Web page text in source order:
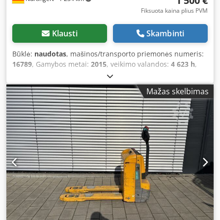
Fiksuota kaina plius PVM
Klausti Skambinti
Būklė: naudotas, mašinos/transporto priemonės numeris:
16789, Gamybos metai: 2015, veikimo valandos: 4 623 h,
, kėlimo aukštis:
centras:600 mm, kuro tipas:elektrinis, stiebo tipas:kitas,
statybinis aukštis:1 320 mm, akumuliatoriaus įtampa:24
V, bendras svoris:551 kg, 5054102 Serijos numeris:
98133436 Chedsyadxpepfx Adtsa Akumuliatoriaus
duomenys: 24 voltų
Mažas skelbimas